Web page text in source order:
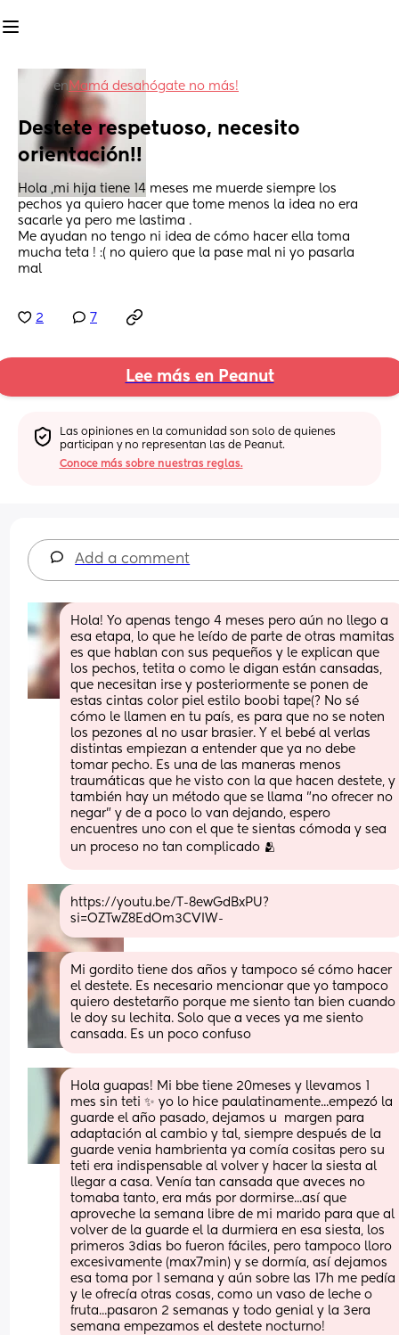
en Mamá desahógate no más!
Destete respetuoso, necesito
orientación!!
Hola ,mi hija tiene 14 meses me muerde siempre los
pechos ya quiero hacer que tome menos la idea no era
sacarle ya pero me lastima .
Me ayudan no tengo ni idea de cómo hacer ella toma
mucha teta ! :( no quiero que la pase mal ni yo pasarla
mal
2 7
Lee más en Peanut
Las opiniones en la comunidad son solo de quienes
participan y no representan las de Peanut.
Conoce más sobre nuestras reglas.
Add a comment
Hola! Yo apenas tengo 4 meses pero aún no llego a
esa etapa, lo que he leído de parte de otras mamitas
es que hablan con sus pequeños y le explican que
los pechos, tetita o como le digan están cansadas,
que necesitan irse y posteriormente se ponen de
estas cintas color piel estilo boobi tape(? No sé
cómo le llamen en tu país, es para que no se noten
los pezones al no usar brasier. Y el bebé al verlas
distintas empiezan a entender que ya no debe
tomar pecho. Es una de las maneras menos
traumáticas que he visto con la que hacen destete, y
también hay un método que se llama "no ofrecer no
negar" y de a poco lo van dejando, espero
encuentres uno con el que te sientas cómoda y sea
un proceso no tan complicado 🫂
https://youtu.be/T-8ewGdBxPU?
si=OZTwZ8EdOm3CVIW-
Mi gordito tiene dos años y tampoco sé cómo hacer
el destete. Es necesario mencionar que yo tampoco
quiero destetarño porque me siento tan bien cuando
le doy su lechita. Solo que a veces ya me siento
cansada. Es un poco confuso
Hola guapas! Mi bbe tiene 20meses y llevamos 1
mes sin teti ✨️ yo lo hice paulatinamente...empezó la
guarde el año pasado, dejamos u  margen para
adaptación al cambio y tal, siempre después de la
guarde venia hambrienta ya comía cositas pero su
teti era indispensable al volver y hacer la siesta al
llegar a casa. Venía tan cansada que aveces no
tomaba tanto, era más por dormirse...así que
aproveche la semana libre de mi marido para que al
volver de la guarde el la durmiera en esa siesta, los
primeros 3dias bo fueron fáciles, pero tampoco lloro
excesivamente (max7min) y se dormía, así dejamos
esa toma por 1 semana y aún sobre las 17h me pedía
y le ofrecía otras cosas, como un vaso de leche o
fruta...pasaron 2 semanas y todo genial y la 3era
semana empezamos el destete nocturno!